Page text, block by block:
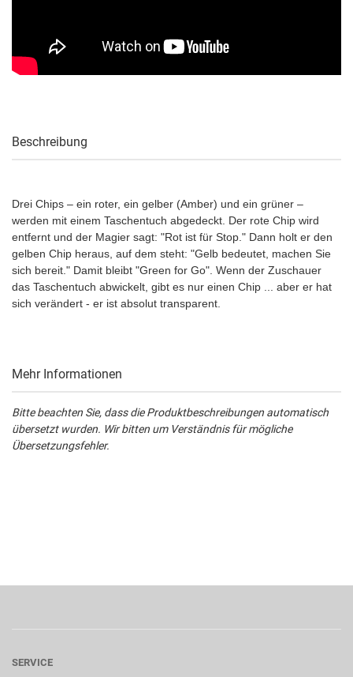
Beschreibung
Drei Chips – ein roter, ein gelber (Amber) und ein grüner –
werden mit einem Taschentuch abgedeckt. Der rote Chip wird
entfernt und der Magier sagt: "Rot ist für Stop." Dann holt er den
gelben Chip heraus, auf dem steht: "Gelb bedeutet, machen Sie
sich bereit." Damit bleibt "Green for Go". Wenn der Zuschauer
das Taschentuch abwickelt, gibt es nur einen Chip ... aber er hat
sich verändert - er ist absolut transparent.
Mehr Informationen
Bitte beachten Sie, dass die Produktbeschreibungen automatisch
übersetzt wurden. Wir bitten um Verständnis für mögliche
Übersetzungsfehler.
SERVICE